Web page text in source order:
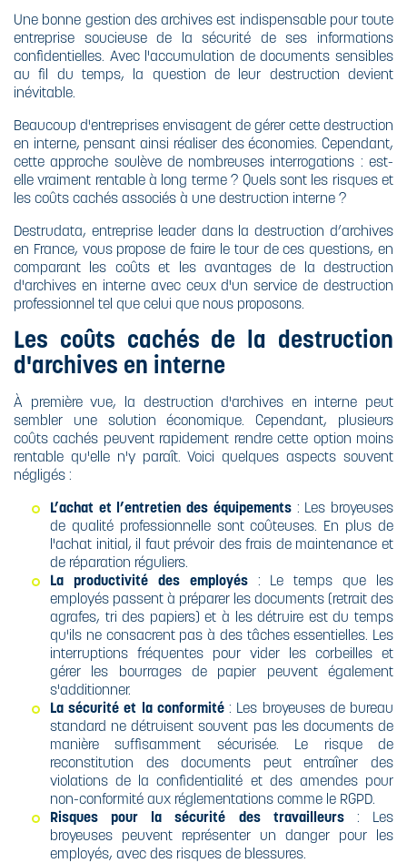
Une bonne gestion des archives est indispensable pour toute
entreprise soucieuse de la sécurité de ses informations
confidentielles. Avec l'accumulation de documents sensibles
au fil du temps, la question de leur destruction devient
inévitable.
Beaucoup d'entreprises envisagent de gérer cette destruction
en interne, pensant ainsi réaliser des économies. Cependant,
cette approche soulève de nombreuses interrogations : est-
elle vraiment rentable à long terme ? Quels sont les risques et
les coûts cachés associés à une destruction interne ?
Destrudata, entreprise leader dans la destruction d’archives
en France, vous propose de faire le tour de ces questions, en
comparant les coûts et les avantages de la destruction
d'archives en interne avec ceux d'un service de destruction
professionnel tel que celui que nous proposons.
Les coûts cachés de la destruction
d'archives en interne
À première vue, la destruction d'archives en interne peut
sembler une solution économique. Cependant, plusieurs
coûts cachés peuvent rapidement rendre cette option moins
rentable qu'elle n'y paraît. Voici quelques aspects souvent
négligés :
L’achat et l’entretien des équipements: Les broyeuses
de qualité professionnelle sont coûteuses. En plus de
l'achat initial, il faut prévoir des frais de maintenance et
de réparation réguliers.
La productivité des employés: Le temps que les
employés passent à préparer les documents (retrait des
agrafes, tri des papiers) et à les détruire est du temps
qu'ils ne consacrent pas à des tâches essentielles. Les
interruptions fréquentes pour vider les corbeilles et
gérer les bourrages de papier peuvent également
s'additionner.
La sécurité et la conformité: Les broyeuses de bureau
standard ne détruisent souvent pas les documents de
manière suffisamment sécurisée. Le risque de
reconstitution des documents peut entraîner des
violations de la confidentialité et des amendes pour
non-conformité aux réglementations comme le RGPD.
Risques pour la sécurité des travailleurs: Les
broyeuses peuvent représenter un danger pour les
employés, avec des risques de blessures.